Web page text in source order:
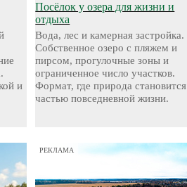
и
Посёлок у озера для жизни и
отдыха
Вода, лес и камерная застройка.
Собственное озеро с пляжем и
пирсом, прогулочные зоны и
ограниченное число участков.
Формат, где природа становится
частью повседневной жизни.
РЕКЛАМА